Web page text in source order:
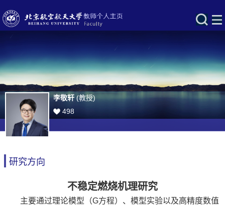
李敬轩(教授)
498
研究方向
不稳定燃烧机理研究
主要通过理论模型（G方程）、模型实验以及高精度数值